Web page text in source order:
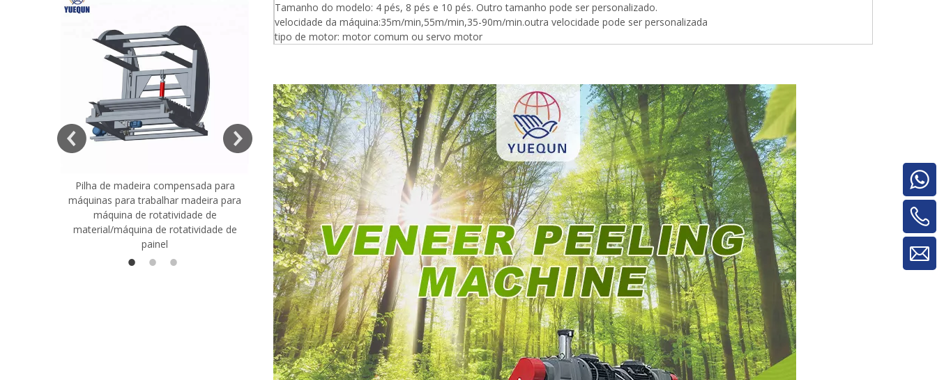
Pilha de madeira compensada para
máquinas para trabalhar madeira para
máquina de rotatividade de
material/máquina de rotatividade de
painel
Máquina espalhadora de cola para
madeira compensada, rolos de placa de
qualidade muito dura e inquebrável,
1400/2720mm, fornecida com 2000kg
Máquina para fazer madeira
compensada Máquina de mesa
elevatória
Pilha de madeira compensada para
máquinas para trabalhar madeira para
máquina de rotatividade de
material/máquina de rotatividade de
painel
Tamanho do modelo: 4 pés, 8 pés e 10 pés. Outro tamanho pode ser personalizado.
velocidade da máquina:35m/min,55m/min,35-90m/min.outra velocidade pode ser personalizada
tipo de motor: motor comum ou servo motor